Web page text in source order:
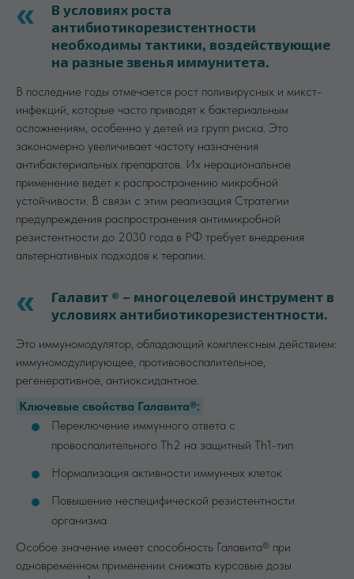
В условиях роста
антибиотикорезистентности
необходимы тактики, воздействующие
на разные звенья иммунитета.
В последние годы отмечается рост поливирусных и микст-
инфекций, которые часто приводят к бактериальным
осложнениям, особенно у детей из групп риска. Это
закономерно увеличивает частоту назначения
антибактериальных препаратов. Их нерациональное
применение ведет к распространению микробной
устойчивости. В связи с этим реализация Стратегии
предупреждения распространения антимикробной
резистентности до 2030 года в РФ требует внедрения
альтернативных подходов к терапии.
Галавит ® − многоцелевой инструмент в
условиях антибиотикорезистентности.
Это иммуномодулятор, обладающий комплексным действием:
иммуномодулирующее, противовоспалительное,
регенеративное, антиоксидантное.
Ключевые свойства Галавита®:
Переключение иммунного ответа с
провоспалительного Th2 на защитный Th1-тип
Нормализация активности иммунных клеток
Повышение неспецифической резистентности
организма
Особое значение имеет способность Галавита® при
одновременном применении снижать курсовые дозы